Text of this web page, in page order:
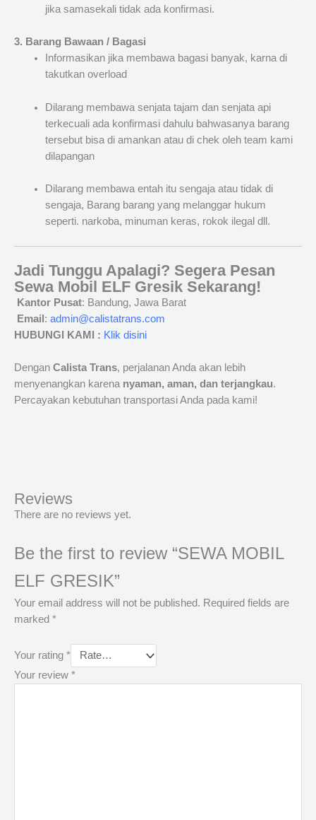
jika samasekali tidak ada konfirmasi.
3. Barang Bawaan / Bagasi
Informasikan jika membawa bagasi banyak, karna di
takutkan overload
Dilarang membawa senjata tajam dan senjata api
terkecuali ada konfirmasi dahulu bahwasanya barang
tersebut bisa di amankan atau di chek oleh team kami
dilapangan
Dilarang membawa entah itu sengaja atau tidak di
sengaja, Barang barang yang melanggar hukum
seperti. narkoba, minuman keras, rokok ilegal dll.
Jadi Tunggu Apalagi? Segera Pesan
Sewa Mobil ELF Gresik Sekarang!
Kantor Pusat: Bandung, Jawa Barat
Email : admin@calistatrans.com
HUBUNGI KAMI : Klik disini
Dengan Calista Trans, perjalanan Anda akan lebih
menyenangkan karena nyaman, aman, dan terjangkau.
Percayakan kebutuhan transportasi Anda pada kami!
Reviews
There are no reviews yet.
Be the first to review “SEWA MOBIL
ELF GRESIK”
Your email address will not be published. Required fields are
marked *
Your rating *
Your review *